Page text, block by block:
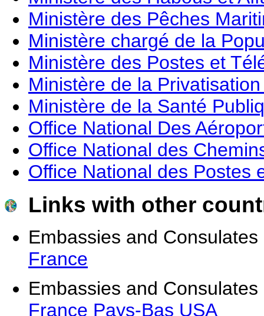
Ministère des Pêches
Ministère chargé de la
Ministère des Postes et
Ministère de la
Ministère de la Santé
Office National Des
Office National des
Office National des Postes
Links with other
Embassies and
France
Embassies and
France Pays-Bas USA